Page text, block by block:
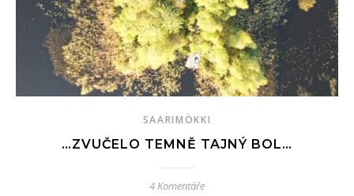
SAARIMÖKKI
…ZVUČELO TEMNĚ TAJNÝ BOL…
4 Komentáře